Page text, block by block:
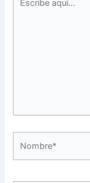
aquí...